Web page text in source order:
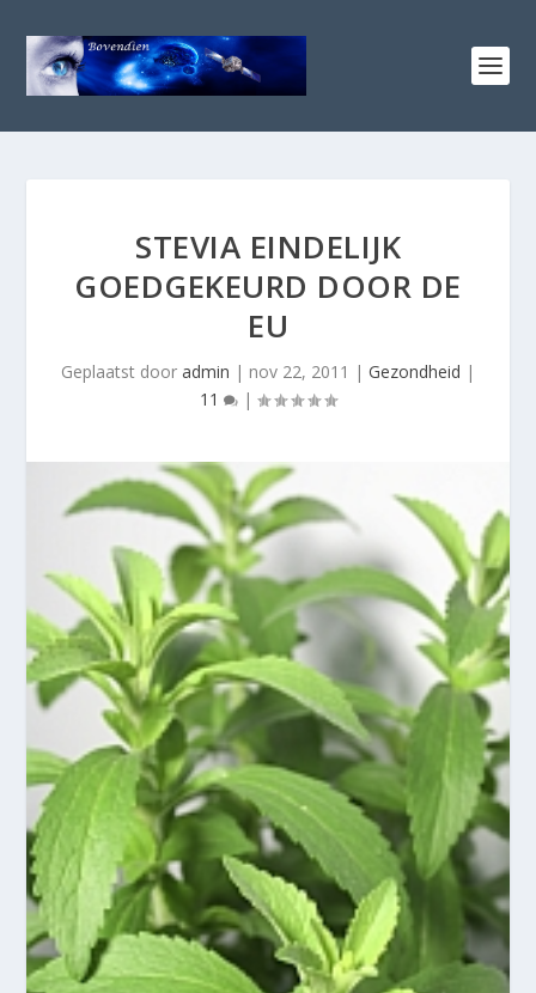
STEVIA EINDELIJK
GOEDGEKEURD DOOR DE
EU
Geplaatst door admin | nov 22, 2011 | Gezondheid |
11
|